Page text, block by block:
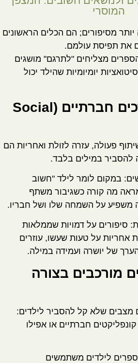
המוסרי
מסיפורים; הם הכלים הראשונים
את תפיסת עולמם.
מצליחים "לתרגם" מושגים
יומיומיות שהילד יכול
1. הנגשת ערכים חברתיים (Social
פעולה, עזרה לזולת ואחריות הם
להסביר במילים בלבד.
במקום לומר לילד "חשוב
מה קורה כשגיבור משתף
משפיע על השמחה שלו ושל חבריו.
סיפורים על דמויות שממלאות
אחריות על טעות שעשו, עוזרים
של יושרה ועמידה במילה.
מורכבים בצורה
מצבים שלא קל להסביר לילדים:
חברתיים או אפילו
ספרים לילדים משתמשים